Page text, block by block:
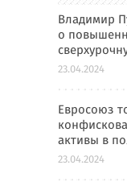
Владимир
о
23.04.2024
Евросоюз
активы в
23.04.2024